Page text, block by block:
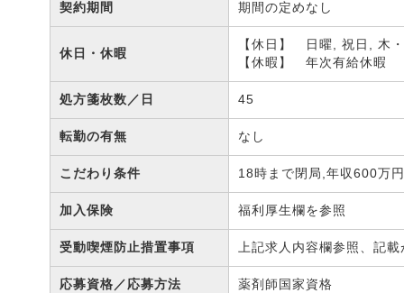
契約期間 期間の定めなし
休日・休暇
【休日】 日曜, 祝日, 木
【休暇】 年次有給休暇
処方箋枚数／日 45
転勤の有無 なし
こだわり条件 18時まで閉局,年収600万
加入保険 福利厚生欄を参照
受動喫煙防止措置事項 上記求人内容欄参照、記
応募資格／応募方法 薬剤師国家資格